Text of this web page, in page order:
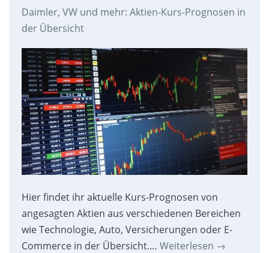
Daimler, VW und mehr: Aktien-Kurs-Prognosen in
der Übersicht
Hier findet ihr aktuelle Kurs-Prognosen von
angesagten Aktien aus verschiedenen Bereichen
wie Technologie, Auto, Versicherungen oder E-
Commerce in der Übersicht.… Weiterlesen →